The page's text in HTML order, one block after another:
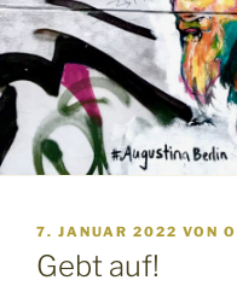
VERÖFFENTLICHT
AM
7. JANUAR 2022 VON
Gebt auf!